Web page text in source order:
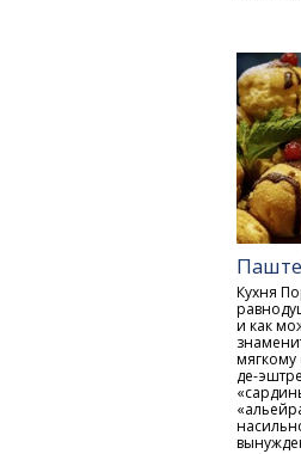
Кухня
и как
мягкому
де-